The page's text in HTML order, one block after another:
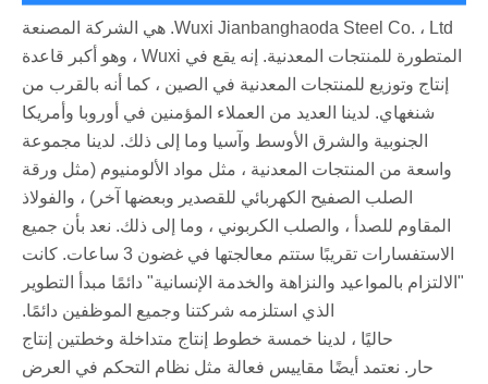
Wuxi Jianbanghaoda Steel Co. ، Ltd. هي الشركة المصنعة
المتطورة للمنتجات المعدنية. إنه يقع في Wuxi ، وهو أكبر قاعدة
إنتاج وتوزيع للمنتجات المعدنية في الصين ، كما أنه بالقرب من
شنغهاي. لدينا العديد من العملاء المؤمنين في أوروبا وأمريكا
الجنوبية والشرق الأوسط وآسيا وما إلى ذلك. لدينا مجموعة
واسعة من المنتجات المعدنية ، مثل مواد الألومنيوم (مثل ورقة
الصلب الصفيح الكهربائي للقصدير وبعضها آخر) ، والفولاذ
المقاوم للصدأ ، والصلب الكربوني ، وما إلى ذلك. نعد بأن جميع
الاستفسارات تقريبًا ستتم معالجتها في غضون 3 ساعات. كانت
"الالتزام بالمواعيد والنزاهة والخدمة الإنسانية" دائمًا مبدأ التطوير
الذي استلزمه شركتنا وجميع الموظفين دائمًا.
حاليًا ، لدينا خمسة خطوط إنتاج متداخلة وخطتين إنتاج
حار. نعتمد أيضًا مقاييس فعالة مثل نظام التحكم في العرض